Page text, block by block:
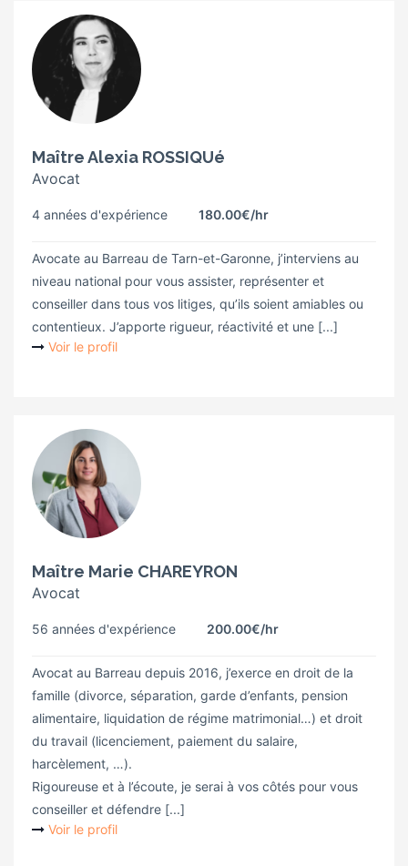
Maître Alexia ROSSIQUé
Avocat
4 années d'expérience 180.00€/hr
Avocate au Barreau de Tarn-et-Garonne, j’interviens au
niveau national pour vous assister, représenter et
conseiller dans tous vos litiges, qu’ils soient amiables ou
contentieux. J’apporte rigueur, réactivité et une [...]
Voir le profil
Maître Marie CHAREYRON
Avocat
56 années d'expérience 200.00€/hr
Avocat au Barreau depuis 2016, j’exerce en droit de la
famille (divorce, séparation, garde d’enfants, pension
alimentaire, liquidation de régime matrimonial…) et droit
du travail (licenciement, paiement du salaire,
harcèlement, …).
Rigoureuse et à l’écoute, je serai à vos côtés pour vous
conseiller et défendre [...]
Voir le profil